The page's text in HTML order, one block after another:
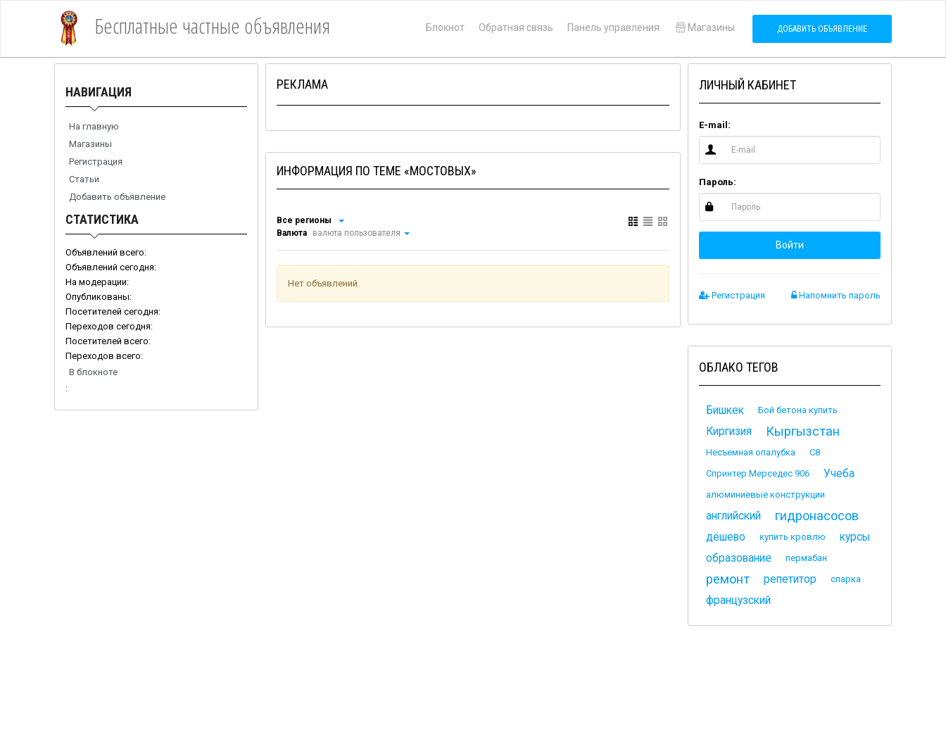
Бесплатные частные объявления
1Место
Блокнот Обратная связь Панель управления Магазины ДОБАВИТЬ ОБЪЯВЛЕНИЕ
НАВИГАЦИЯ
На главную
Магазины
Регистрация
Статьи
Добавить объявление
СТАТИСТИКА
Объявлений всего:
Объявлений сегодня:
На модерации:
Опубликованы:
Посетителей сегодня:
Переходов сегодня:
Посетителей всего:
Переходов всего:
В блокноте
:
РЕКЛАМА
ИНФОРМАЦИЯ ПО ТЕМЕ «МОСТОВЫХ»
Все регионы
Валюта
валюта пользователя
Нет объявлений
ЛИЧНЫЙ КАБИНЕТ
E-mail:
Пароль:
Войти
Регистрация Напомнить пароль
ОБЛАКО ТЕГОВ
Бишкек Бой бетона купить
Киргизия Кыргызстан
Несъемная опалубка
С8
Спринтер Мерседес 906
Учеба
алюминиевые конструкции
английский гидронасосов
дёшево купить кровлю
курсы
образование
пермабан
ремонт репетитор спарка
французский